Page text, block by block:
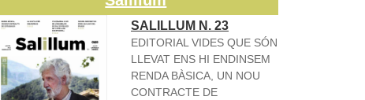
SALILLUM N. 23
EDITORIAL VIDES QUE SÓN
LLEVAT ENS HI ENDINSEM
RENDA BÀSICA, UN NOU
CONTRACTE DE